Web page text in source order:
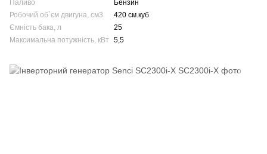
Паливо
Бензин
Робочий об`єм двигуна, см3
420 см.куб
Ємність бака, л
25
Максимальна потужність, кВт
5,5